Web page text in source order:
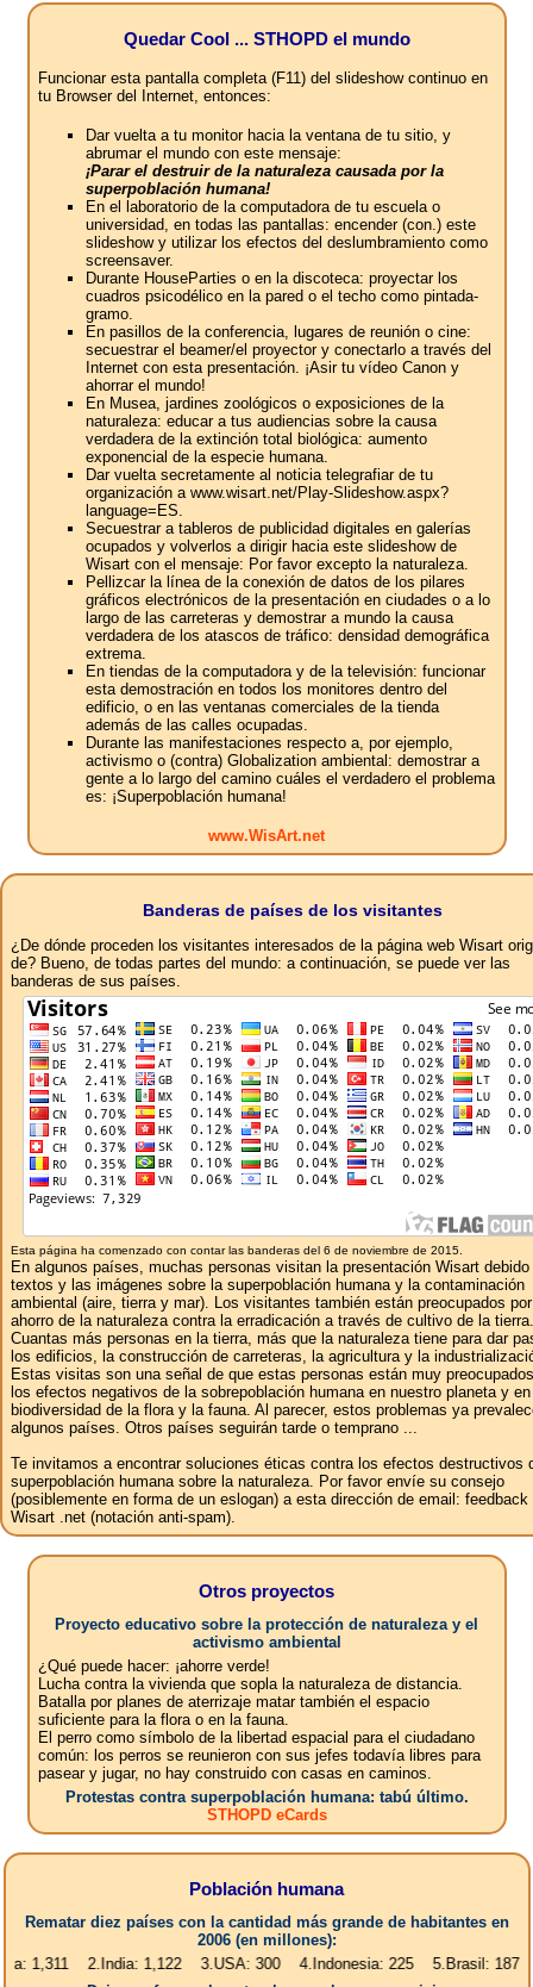
Quedar Cool ... STHOPD el mundo
Funcionar esta pantalla completa (F11) del slideshow continuo en
tu Browser del Internet, entonces:
Dar vuelta a tu monitor hacia la ventana de tu sitio, y
abrumar el mundo con este mensaje:
¡Parar el destruir de la naturaleza causada por la
superpoblación humana!
En el laboratorio de la computadora de tu escuela o
universidad, en todas las pantallas: encender (con.) este
slideshow y utilizar los efectos del deslumbramiento como
screensaver.
Durante HouseParties o en la discoteca: proyectar los
cuadros psicodélico en la pared o el techo como pintada-
gramo.
En pasillos de la conferencia, lugares de reunión o cine:
secuestrar el beamer/el proyector y conectarlo a través del
Internet con esta presentación. ¡Asir tu vídeo Canon y
ahorrar el mundo!
En Musea, jardines zoológicos o exposiciones de la
naturaleza: educar a tus audiencias sobre la causa
verdadera de la extinción total biológica: aumento
exponencial de la especie humana.
Dar vuelta secretamente al noticia telegrafiar de tu
organización a www.wisart.net/Play-Slideshow.aspx?
language=ES.
Secuestrar a tableros de publicidad digitales en galerías
ocupados y volverlos a dirigir hacia este slideshow de
Wisart con el mensaje: Por favor excepto la naturaleza.
Pellizcar la línea de la conexión de datos de los pilares
gráficos electrónicos de la presentación en ciudades o a lo
largo de las carreteras y demostrar a mundo la causa
verdadera de los atascos de tráfico: densidad demográfica
extrema.
En tiendas de la computadora y de la televisión: funcionar
esta demostración en todos los monitores dentro del
edificio, o en las ventanas comerciales de la tienda
además de las calles ocupadas.
Durante las manifestaciones respecto a, por ejemplo,
activismo o (contra) Globalization ambiental: demostrar a
gente a lo largo del camino cuáles el verdadero el problema
es: ¡Superpoblación humana!
www.WisArt.net
Banderas de países de los visitantes
¿De dónde proceden los visitantes interesados ​​de la página web Wisart
de? Bueno, de todas partes del mundo: a continuación, se puede ver las
banderas de sus países.
Esta página ha comenzado con contar las banderas del 6 de noviembre de 2015.
En algunos países, muchas personas visitan la presentación Wisart
textos y las imágenes sobre la superpoblación humana y la contaminación
ambiental (aire, tierra y mar). Los visitantes también están preocupados
ahorro de la naturaleza contra la erradicación a través de cultivo de la tierra.
Cuantas más personas en la tierra, más que la naturaleza tiene para dar
los edificios, la construcción de carreteras, la agricultura y la
Estas visitas son una señal de que estas personas están muy
los efectos negativos de la sobrepoblación humana en nuestro planeta y
biodiversidad de la flora y la fauna. Al parecer, estos problemas ya
algunos países. Otros países seguirán tarde o temprano ...
Te invitamos a encontrar soluciones éticas contra los efectos destructivos
superpoblación humana sobre la naturaleza. Por favor envíe su consejo
(posiblemente en forma de un eslogan) a esta dirección de email: feedback
Wisart .net (notación anti-spam).
Otros proyectos
Proyecto educativo sobre la protección de naturaleza y el
activismo ambiental
¿Qué puede hacer: ¡ahorre verde!
Lucha contra la vivienda que sopla la naturaleza de distancia.
Batalla por planes de aterrizaje matar también el espacio
suficiente para la flora o en la fauna.
El perro como símbolo de la libertad espacial para el ciudadano
común: los perros se reunieron con sus jefes todavía libres para
pasear y jugar, no hay construido con casas en caminos.
Protestas contra superpoblación humana: tabú último.
STHOPD eCards
Población humana
Rematar diez países con la cantidad más grande de habitantes en
2006 (en millones):
2.India: 1,122 3.USA: 300 4.Indonesia: 225 5.Brasil: 187